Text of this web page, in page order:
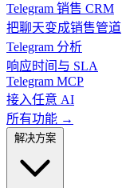
Telegram 销售 CRM
把聊天变成销售管道
Telegram 分析
响应时间与 SLA
Telegram MCP
接入任意 AI
所有功能 →
解决方案